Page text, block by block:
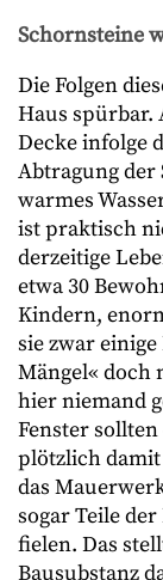
Schornsteine
Die Folgen
Haus spürbar.
Decke infolge
Abtragung
warmes
ist praktisch
derzeitige
etwa 30
Kindern,
sie zwar
Mängel« doch
hier niemand
Fenster
plötzlich
das
sogar Teile
fielen. Das
Bausubstanz